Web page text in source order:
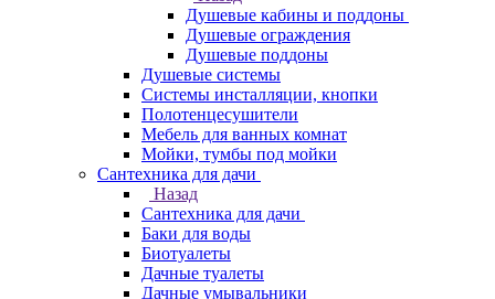
Душевые кабины и поддоны
Душевые ограждения
Душевые поддоны
Душевые системы
Системы инсталляции, кнопки
Полотенцесушители
Мебель для ванных комнат
Мойки, тумбы под мойки
Сантехника для дачи
Назад
Сантехника для дачи
Баки для воды
Биотуалеты
Дачные туалеты
Дачные умывальники